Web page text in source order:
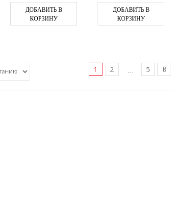
ДОБАВИТЬ В
КОРЗИНУ
ДОБАВИТЬ В
КОРЗИНУ
1 2 … 5